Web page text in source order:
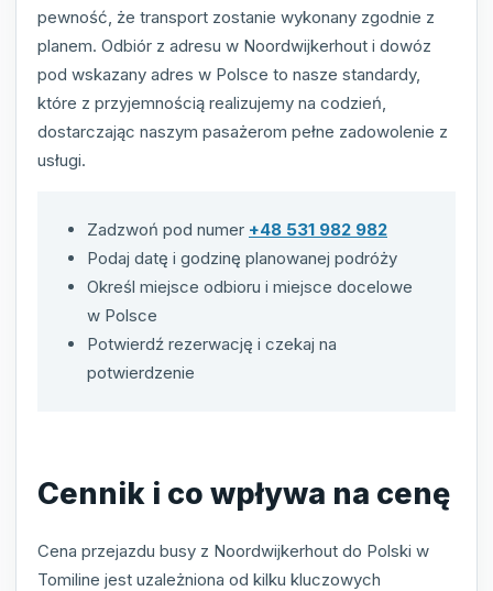
pewność, że transport zostanie wykonany zgodnie z
planem. Odbiór z adresu w Noordwijkerhout i dowóz
pod wskazany adres w Polsce to nasze standardy,
które z przyjemnością realizujemy na codzień,
dostarczając naszym pasażerom pełne zadowolenie z
usługi.
Zadzwoń pod numer +48 531 982 982
Podaj datę i godzinę planowanej podróży
Określ miejsce odbioru i miejsce docelowe
w Polsce
Potwierdź rezerwację i czekaj na
potwierdzenie
Cennik i co wpływa na cenę
Cena przejazdu busy z Noordwijkerhout do Polski w
Tomiline jest uzależniona od kilku kluczowych